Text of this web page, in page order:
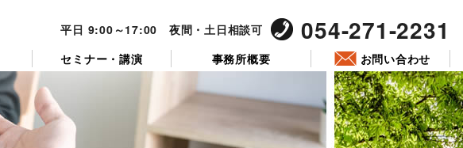
平日 9:00～17:00 夜間・土日相談可 054-271-2231
セミナー・講演 事務所概要 お問い合わせ